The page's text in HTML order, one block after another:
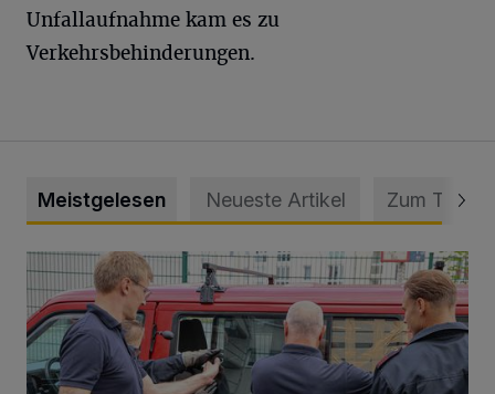
Unfallaufnahme kam es zu
Verkehrsbehinderungen.
Meistgelesen Neueste Artikel Zum Thema
Feuerwehr befreit Kind aus verschlossenem VW Bulli